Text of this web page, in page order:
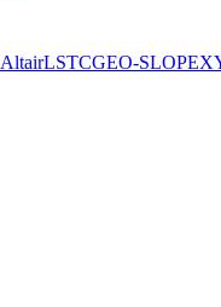
AltairLSTCGEO-SLOPE